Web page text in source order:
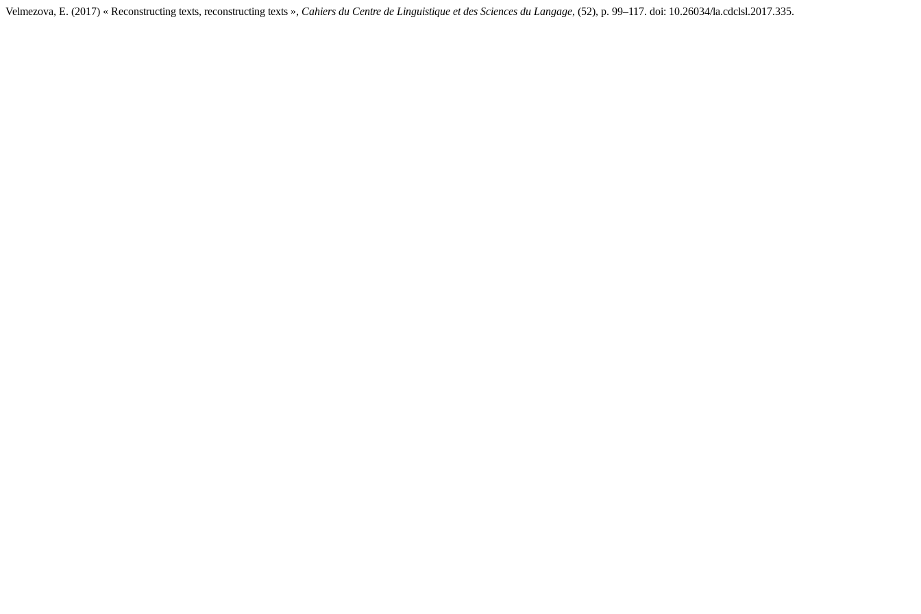
Velmezova, E. (2017) « Reconstructing texts, reconstructing texts », Cahiers du Centre de Linguistique et des Sciences du Langage, (52), p. 99–117. doi: 10.26034/la.cdclsl.2017.335.